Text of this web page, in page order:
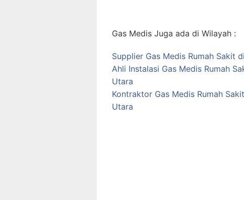
Gas Medis Juga ada di Wilayah :
Supplier Gas Medis Rumah Sakit
Ahli Instalasi Gas Medis Rumah
Utara
Kontraktor Gas Medis Rumah
Utara